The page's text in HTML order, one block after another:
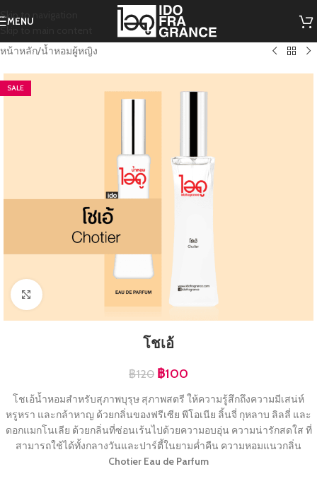
Skip to navigation
Skip to main content
MENU
หน้าหลัก/น้ำหอมผู้หญิง
SALE
Click to enlarge
โชเอ้
฿120 ฿100
โชเอ้น้ำหอมสำหรับสุภาพบุรุษ สุภาพสตรี ให้ความรู้สึกถึงความมีเสน่ห์
หรูหรา และกล้าหาญ ด้วยกลิ่นของฟรีเซีย พีโอเนีย ลิ้นจี่ กุหลาบ ลิลลี่ และ
ดอกแมกโนเลีย ด้วยกลิ่นที่ซ่อนเร้นไปด้วยความอบอุ่น ความน่ารักสดใส ที่
สามารถใช้ได้ทั้งกลางวันและปาร์ตี้ในยามค่ำคืน ความหอมแนวกลิ่น
Chotier Eau de Parfum